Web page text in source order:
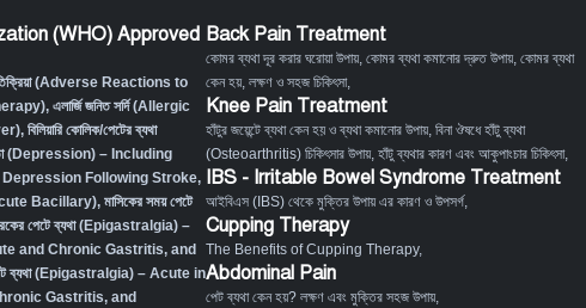
(WHO) Approved
প্রতিক্রিয়া (Adverse Reactions to
এলার্জি জনিত সর্দি (Allergic
বিলিয়ারি কোলিক/পেটের ব্যথা
(Depression) – Including
Following Stroke,
Bacillary), মাসিকের সময় পেটে
পেটে ব্যথা (Epigastralgia) –
and Chronic Gastritis, and
ব্যথা (Epigastralgia) – Acute in
Gastritis, and
Back Pain Treatment
কোমর ব্যথা দূর করার ঘরোয়া উপায়, কোমর ব্যথা কমানোর দ্রুত উপায়, কোমর ব্যথা
কেন হয়, লক্ষণ ও সহজ চিকিৎসা,
Knee Pain Treatment
হাঁটুর জয়েন্টে ব্যথা কেন হয় ও ব্যথা কমানোর উপায়, বিনা ঔষধে হাঁটু ব্যথা
(Osteoarthritis) চিকিৎসার উপায়, হাঁটু ব্যথার কারণ এবং আকুপাংচার চিকিৎসা,
IBS - Irritable Bowel Syndrome Treatment
আইবিএস (IBS) থেকে মুক্তির উপায় এর কারণ ও উপসর্গ,
Cupping Therapy
The Benefits of Cupping Therapy,
Abdominal Pain
পেট ব্যথা কেন হয়? লক্ষণ এবং মুক্তির সহজ উপায়,